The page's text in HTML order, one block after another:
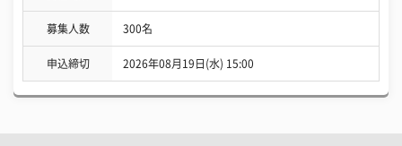
募集人数 300名
申込締切 2026年08月19日(水) 15:00